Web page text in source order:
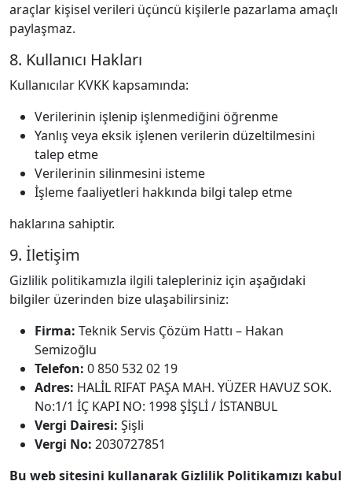
araçlar kişisel verileri üçüncü kişilerle pazarlama amaçlı
paylaşmaz.
8. Kullanıcı Hakları
Kullanıcılar KVKK kapsamında:
Verilerinin işlenip işlenmediğini öğrenme
Yanlış veya eksik işlenen verilerin düzeltilmesini
talep etme
Verilerinin silinmesini isteme
İşleme faaliyetleri hakkında bilgi talep etme
haklarına sahiptir.
9. İletişim
Gizlilik politikamızla ilgili talepleriniz için aşağıdaki
bilgiler üzerinden bize ulaşabilirsiniz:
Firma: Teknik Servis Çözüm Hattı – Hakan
Semizoğlu
Telefon: 0 850 532 02 19
Adres: HALİL RIFAT PAŞA MAH. YÜZER HAVUZ SOK.
No:1/1 İÇ KAPI NO: 1998 ŞİŞLİ / İSTANBUL
Vergi Dairesi: Şişli
Vergi No: 2030727851
Bu web sitesini kullanarak Gizlilik Politikamızı kabul